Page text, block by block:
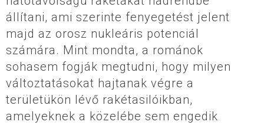
állítani, ami szerinte fenyegetést jelent
majd az orosz nukleáris potenciál
számára. Mint mondta, a románok
sohasem fogják megtudni, hogy milyen
változtatásokat hajtanak végre a
területükön lévő rakétasilóikban,
amelyeknek a közelébe sem engedik